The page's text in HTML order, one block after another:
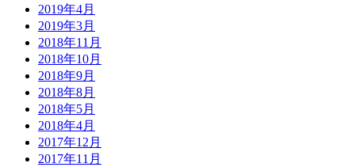
2019年4月
2019年3月
2018年11月
2018年10月
2018年9月
2018年8月
2018年5月
2018年4月
2017年12月
2017年11月